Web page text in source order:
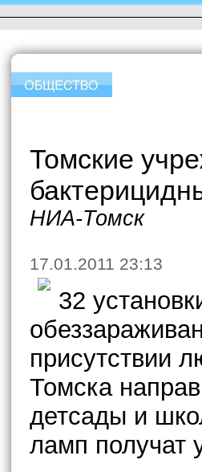
Томские
НИА-Томск
17.01.2011 23:13
32
присутствии
Томска
детсады и
ламп получат